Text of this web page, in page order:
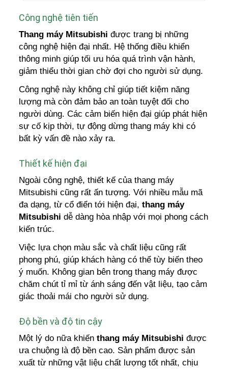
Công nghệ tiên tiến
Thang máy Mitsubishi được trang bị những
công nghệ hiện đại nhất. Hệ thống điều khiển
thông minh giúp tối ưu hóa quá trình vận hành,
giảm thiểu thời gian chờ đợi cho người sử dụng.
Công nghệ này không chỉ giúp tiết kiệm năng
lượng mà còn đảm bảo an toàn tuyệt đối cho
người dùng. Các cảm biến hiện đại giúp phát hiện
sự cố kịp thời, tự động dừng thang máy khi có
bất kỳ vấn đề nào xảy ra.
Thiết kế hiện đại
Ngoài công nghệ, thiết kế của thang máy
Mitsubishi cũng rất ấn tượng. Với nhiều mẫu mã
đa dạng, từ cổ điển tới hiện đại,thang máy
Mitsubishi dễ dàng hòa nhập với mọi phong cách
kiến trúc.
Việc lựa chọn màu sắc và chất liệu cũng rất
phong phú, giúp khách hàng có thể tùy biến theo
ý muốn. Không gian bên trong thang máy được
chăm chút tỉ mỉ từ ánh sáng đến vật liệu, tạo cảm
giác thoải mái cho người sử dụng.
Độ bền và độ tin cậy
Một lý do nữa khiếnthang máy Mitsubishi được
ưa chuộng là độ bền cao. Sản phẩm được sản
xuất từ những vật liệu chất lượng tốt nhất, chịu